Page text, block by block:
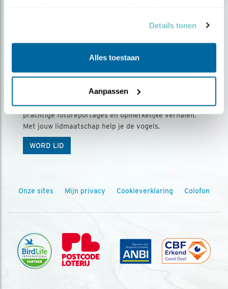
Details tonen
Alles toestaan
Aanpassen
Ontvang 5 x Vogels voor € 36,00 per jaar
Vogels is het tijdschrift voor onze leden, met
prachtige fotoreportages en opmerkelijke verhalen.
Met jouw lidmaatschap help je de vogels.
WORD LID
Onze sites Mijn privacy Cookieverklaring Colofon